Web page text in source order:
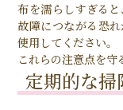
布を濡らしすぎる
故障につながる恐
使用してください。
これらの注意点を守
定期的な